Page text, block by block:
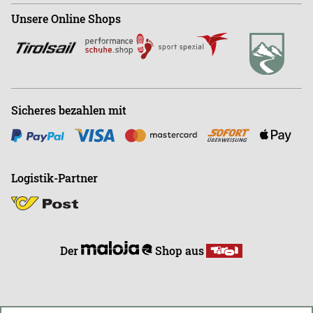
Shop+43 (0)664-88363270
Büro+43 (0)676-9408501
Unsere Online Shops
Sicheres bezahlen mit
Logistik-Partner
Der Shop aus